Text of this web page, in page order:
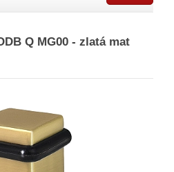
Q MG00 - zlatá mat